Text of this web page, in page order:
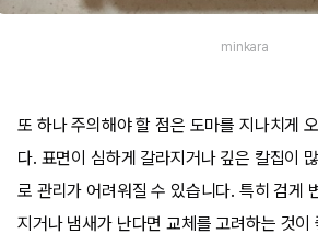
minkara
또 하나 주의해야 할 점은 도마를 지나치게
다. 표면이 심하게 갈라지거나 깊은 칼집이
로 관리가 어려워질 수 있습니다. 특히 검게
지거나 냄새가 난다면 교체를 고려하는 것이